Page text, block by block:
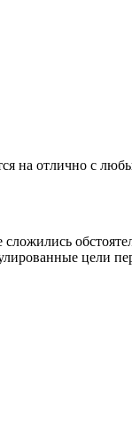
на отлично с
цели